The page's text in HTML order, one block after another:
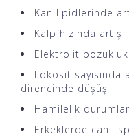
Kan lipidlerinde
Kalp hızında artış
Elektrolit
Lökosit sayısında
direncinde düşüş
Hamilelik
Erkeklerde canlı